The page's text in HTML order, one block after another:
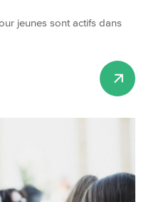
jeunes sont actifs dans